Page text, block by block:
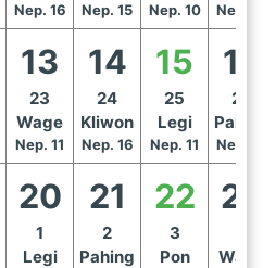
Nep. 16 Nep. 15 Nep. 10 Nep.
13
23
Wage
Nep. 11
14
24
Kliwon
Nep. 16
15
25
Legi
Nep. 11
16
26
Nep.
20
1
Legi
21
2
Pahing
22
3
Pon
23